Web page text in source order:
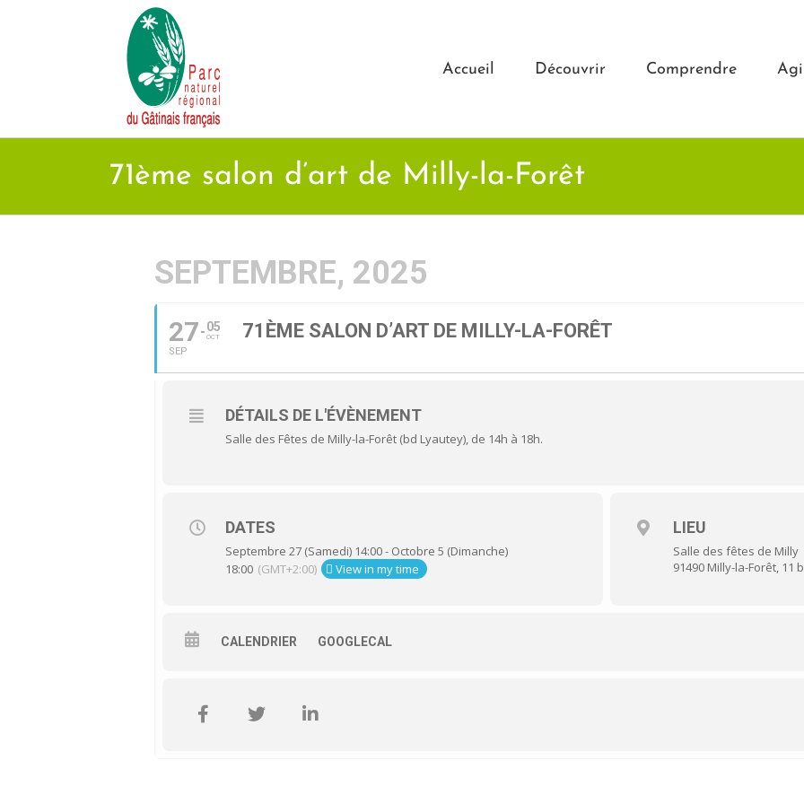
Accueil Découvrir Comprendre
71ème salon d’art de Milly-la-Forêt
SEPTEMBRE, 2025
27
SEP
05
OCT 71ÈME SALON D’ART DE MILLY-LA-FORÊT
DÉTAILS DE L'ÉVÈNEMENT
Salle des Fêtes de Milly-la-Forêt (bd Lyautey), de 14h à 18h.
DATES
Septembre 27 (Samedi) 14:00 - Octobre 5 (Dimanche)
18:00 (GMT+2:00) View in my time
LIEU
Salle des fêtes de Milly
91490 Milly-la-Forêt,
CALENDRIER GOOGLECAL